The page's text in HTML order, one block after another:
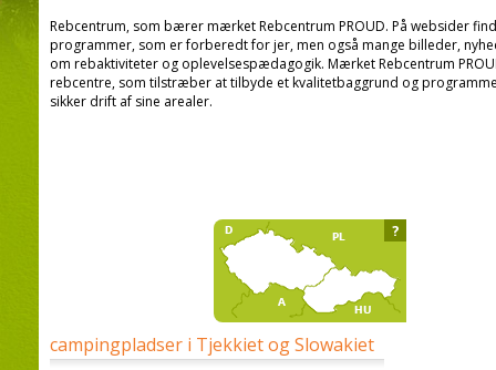
Rebcentrum, som bærer mærket Rebcentrum PROUD. På websider
programmer, som er forberedt for jer, men også mange billeder,
om rebaktiviteter og oplevelsespædagogik. Mærket Rebcentrum
rebcentre, som tilstræber at tilbyde et kvalitetbaggrund og
sikker drift af sine arealer.
campingpladser i Tjekkiet og Slowakiet
?